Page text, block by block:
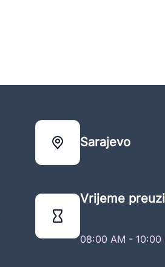
Sarajevo
Vrijeme
08:00 AM - 10:00